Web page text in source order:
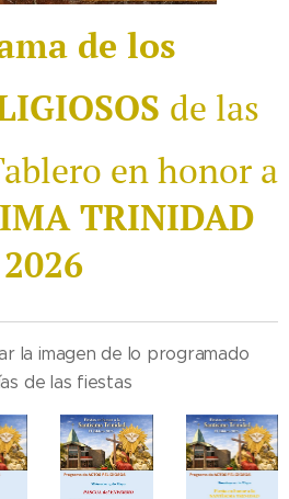
de los
de las
en honor a
TRINIDAD
2026
la imagen de lo programado
de las fiestas